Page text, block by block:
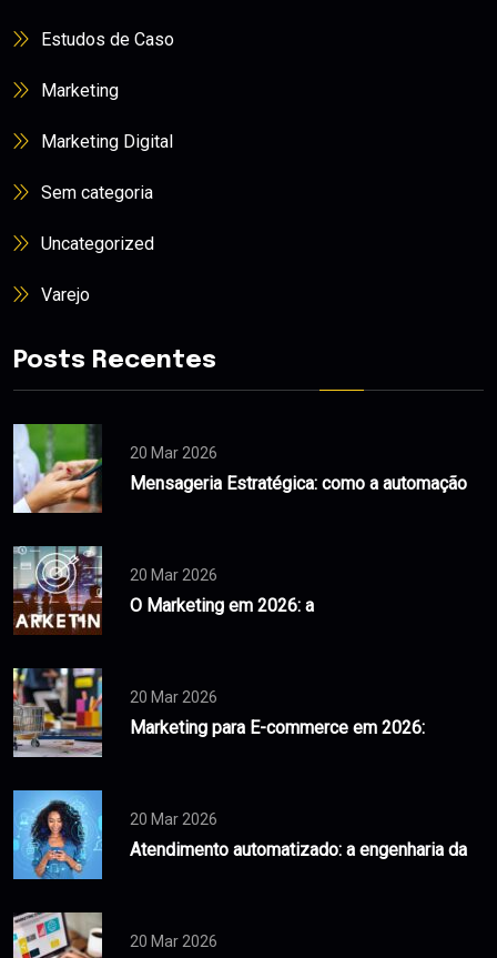
Estudos de Caso
Marketing
Marketing Digital
Sem categoria
Uncategorized
Varejo
Posts Recentes
20 Mar 2026
Mensageria Estratégica: como a automação
20 Mar 2026
O Marketing em 2026: a
20 Mar 2026
Marketing para E-commerce em 2026:
20 Mar 2026
Atendimento automatizado: a engenharia da
20 Mar 2026